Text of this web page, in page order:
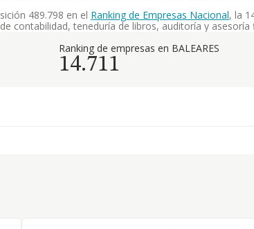
489.798 en el Ranking de Empresas Nacional, la
contabilidad, teneduría de libros, auditoría y asesoría
Ranking de empresas en BALEARES
14.711